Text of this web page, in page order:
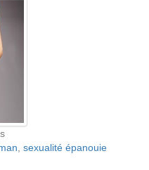
sexualité épanouie